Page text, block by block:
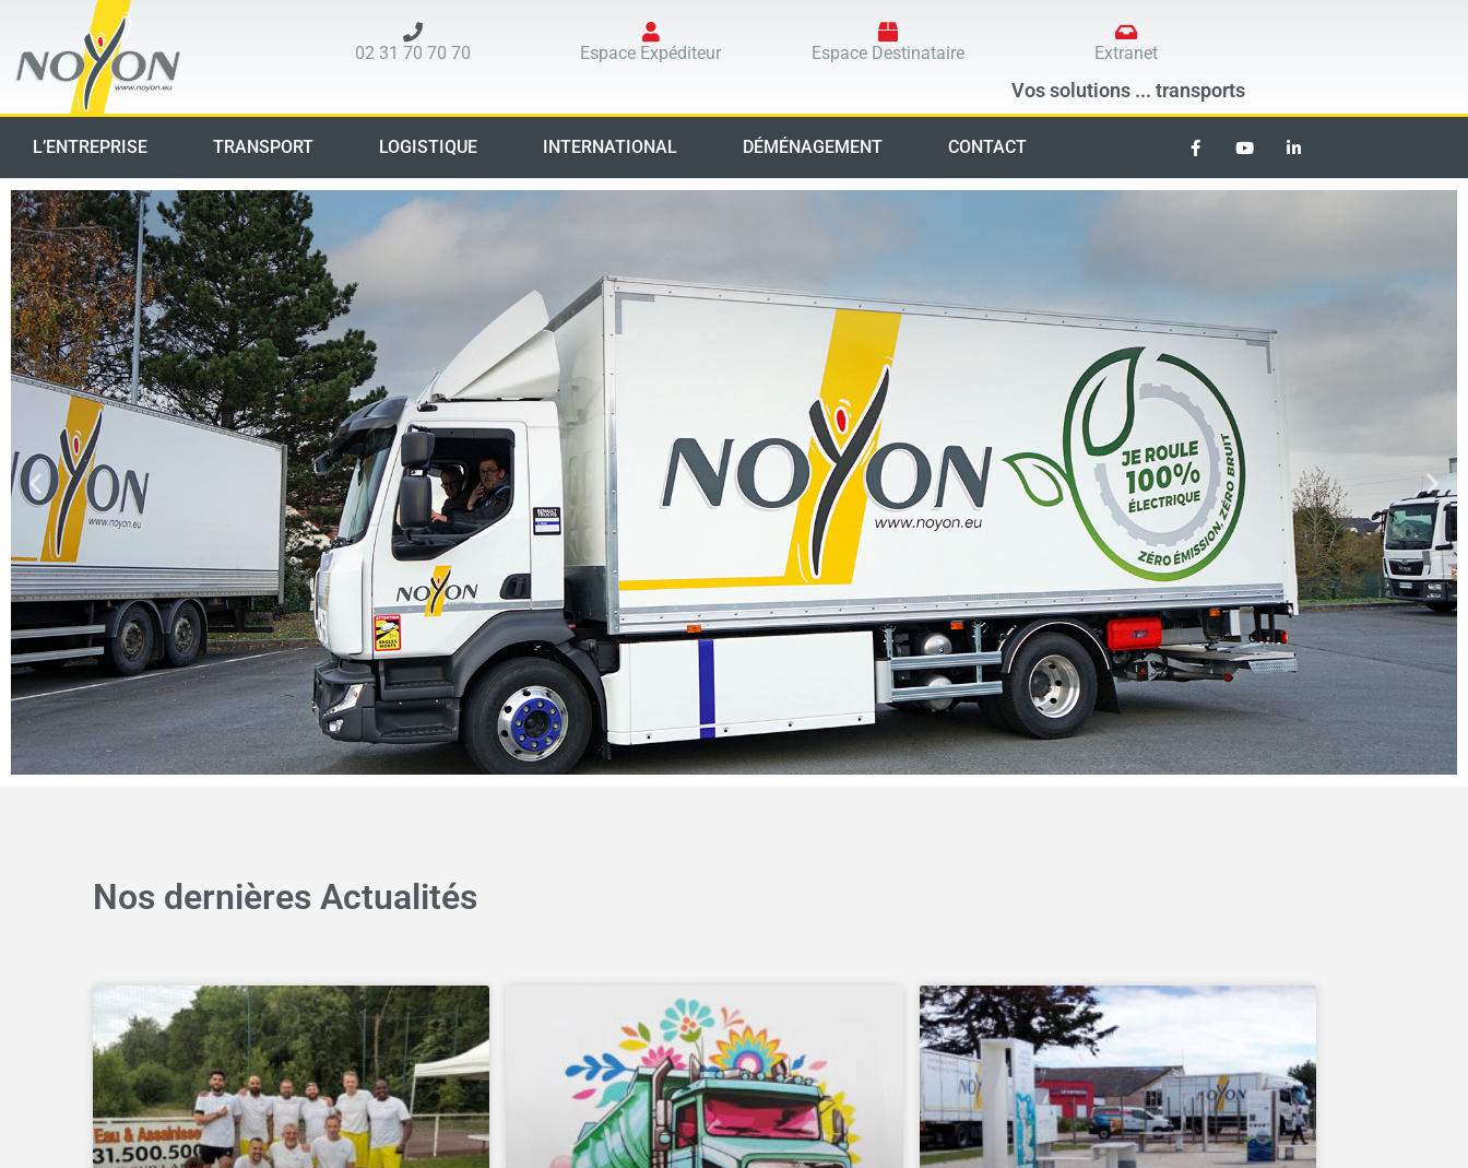
02 31 70 70 70 Espace Expéditeur Espace Destinataire Extranet
Vos solutions ... transports
L’ENTREPRISE TRANSPORT LOGISTIQUE INTERNATIONAL DÉMÉNAGEMENT CONTACT
Notre parc est doté de son premier véhicule 100% électrique pour des
Nos dernières Actualités